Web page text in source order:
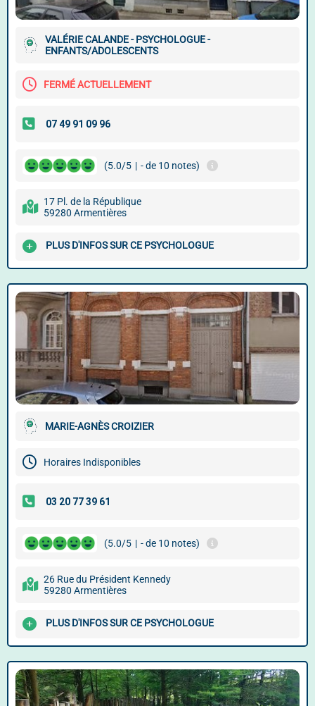
VALÉRIE CALANDE - PSYCHOLOGUE -
ENFANTS/ADOLESCENTS
FERMÉ ACTUELLEMENT
(5.0/5 | - de 10 notes)
17 Pl. de la République
59280 Armentières
PLUS D'INFOS SUR CE PSYCHOLOGUE
MARIE-AGNÈS CROIZIER
Horaires Indisponibles
(5.0/5 | - de 10 notes)
26 Rue du Président Kennedy
59280 Armentières
PLUS D'INFOS SUR CE PSYCHOLOGUE